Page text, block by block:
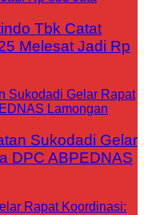
Tbk Catat
Melesat Jadi Rp
Sukodadi Gelar
DPC ABPEDNAS